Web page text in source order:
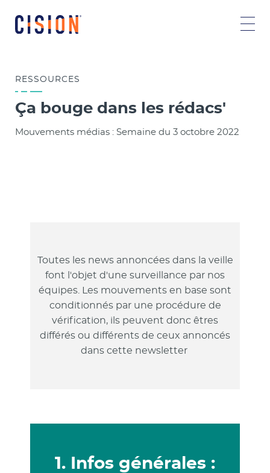
RESSOURCES
Ça bouge dans les rédacs'
Mouvements médias : Semaine du 3 octobre 2022
Toutes les news annoncées dans la veille
font l'objet d'une surveillance par nos
équipes. Les mouvements en base sont
conditionnés par une procédure de
vérification, ils peuvent donc êtres
différés ou différents de ceux annoncés
dans cette newsletter
1. Infos générales :